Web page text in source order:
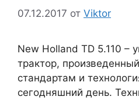
07.12.2017 от Viktor
New Holland TD 5.110 –
трактор,
стандартам и
сегодняшний день.